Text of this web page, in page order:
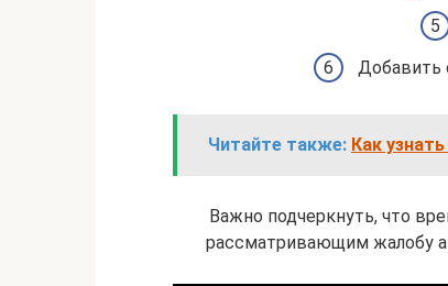
Добавить
Читайте также: Как
Важно подчеркнуть, что
рассматривающим жалобу